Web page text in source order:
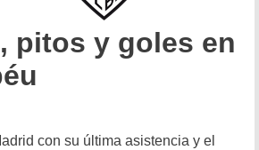
pitos y goles en
con su última asistencia y el